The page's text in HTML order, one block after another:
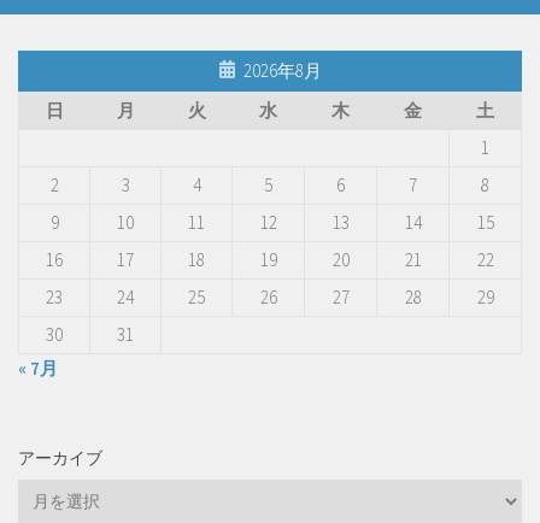
2026年8月
日
月 火 水 木 金
土
1
2
3 4 5 6 7
8
9
10 11 12 13 14
15
16
17 18 19 20 21
22
23
24 25 26 27 28
29
30
31
« 7月
アーカイブ